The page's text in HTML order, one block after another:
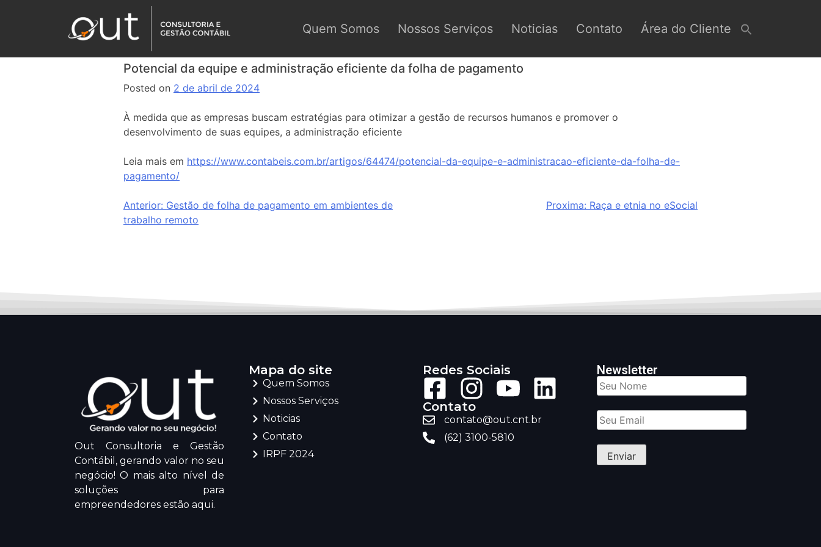
Quem Somos Nossos Serviços Noticias Contato Área do Cliente
Potencial da equipe e administração eficiente da folha de pagamento
Posted on 2 de abril de 2024
À medida que as empresas buscam estratégias para otimizar a gestão de recursos humanos e promover o
desenvolvimento de suas equipes, a administração eficiente
Leia mais em https://www.contabeis.com.br/artigos/64474/potencial-da-equipe-e-administracao-eficiente-da-folha-de-
pagamento/
Anterior: Gestão de folha de pagamento em ambientes de
trabalho remoto
Proxima: Raça e etnia no eSocial
Out Consultoria e Gestão
Contábil, gerando valor no seu
negócio! O mais alto nível de
soluções para
empreendedores estão aqui.
Mapa do site
Quem Somos
Nossos Serviços
Noticias
Contato
IRPF 2024
Redes Sociais
Contato
contato@out.cnt.br
(62) 3100-5810
Newsletter